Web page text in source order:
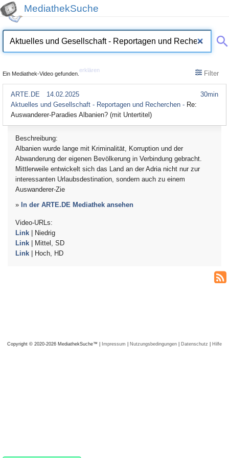
MediathekSuche
Ein Mediathek-Video gefunden.
erklären Filter
30min
ARTE.DE
14.02.2025
Aktuelles und Gesellschaft - Reportagen und Recherchen - Re:
Auswanderer-Paradies Albanien? (mit Untertitel)
Beschreibung:
Albanien wurde lange mit Kriminalität, Korruption und der
Abwanderung der eigenen Bevölkerung in Verbindung gebracht.
Mittlerweile entwickelt sich das Land an der Adria nicht nur zur
interessanten Urlaubsdestination, sondern auch zu einem
Auswanderer-Zie
» In der ARTE.DE Mediathek ansehen
Video-URLs:
Link | Niedrig
Link | Mittel, SD
Link | Hoch, HD
Copyright © 2020-2026 MediathekSuche™ | Impressum | Nutzungsbedingungen | Datenschutz | Hilfe